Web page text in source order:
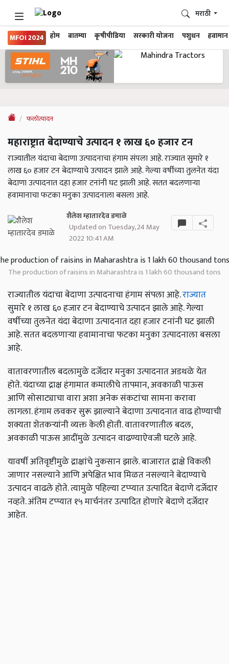
MFOI 2024 होम बातम्या कृषीपीडिया सरकारी योजना पशुधन हवामान
मराठी
फलोत्पादन
महाराष्ट्रात बेदाण्याचे उत्पादन १ लाख ६० हजार टन
राज्यातील यंदाचा बेदाणा उत्पादनाचा हंगाम संपला आहे. राज्यात सुमारे १
लाख ६० हजार टन बेदाण्याचे उत्पादन झाले आहे. गेल्या वर्षीच्या तुलनेत यंदा
बेदाणा उत्पादनात दहा हजार टनांनी घट झाली आहे. सतत बदलणाऱ्या
हवामानाचा फटका मनुका उत्पादनाला बसला आहे.
शैलेश म्हातारदेव डमाळे
Updated on Tuesday, 24 May
2022 10:41 AM
The production of raisins in Maharashtra is 1 lakh 60 thousand tons
राज्यातील यंदाचा बेदाणा उत्पादनाचा हंगाम संपला आहे.राज्यात
सुमारे १ लाख ६० हजार टन बेदाण्याचे उत्पादन झाले आहे. गेल्या
वर्षीच्या तुलनेत यंदा बेदाणा उत्पादनात दहा हजार टनांनी घट झाली
आहे. सतत बदलणाऱ्या हवामानाचा फटका मनुका उत्पादनाला बसला
आहे.
वातावरणातील बदलामुळे दर्जेदार मनुका उत्पादनात अडथळे येत
होते. यंदाच्या द्राक्ष हंगामात कमालीचे तापमान,अवकाळी पाऊस
आणि सोसाट्याचा वारा अशा अनेक संकटांचा सामना करावा
लागला.हंगाम लवकर सुरू झाल्याने बेदाणा उत्पादनात वाढ होण्याची
शक्यता शेतकऱ्यांनी व्यक्त केली होती. वातावरणातील बदल,
अवकाळी पाऊस आदींमुळे उत्पादन वाढण्याऐवजी घटले आहे.
यावर्षी अतिवृष्टीमुळे द्राक्षांचे नुकसान झाले. बाजारात द्राक्षे विकली
जाणार नसल्याने आणि अपेक्षित भाव मिळत नसल्याने बेदाण्याचे
उत्पादन वाढले होते. त्यामुळे पहिल्या टप्प्यात उत्पादित बेदाणे दर्जेदार
नव्हते. अंतिम टप्प्यात १५ मार्चनंतर उत्पादित होणारे बेदाणे दर्जेदार
आहेत.